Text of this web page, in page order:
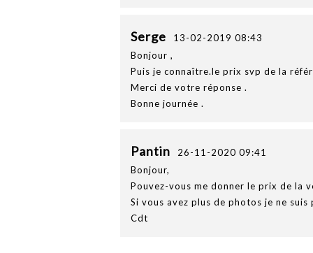
Serge 13-02-2019 08:43
Bonjour ,
Puis je connaître.le prix svp de la
Merci de votre réponse .
Bonne journée .
Pantin 26-11-2020 09:41
Bonjour,
Pouvez-vous me donner le prix de la
Si vous avez plus de photos je ne suis
Cdt